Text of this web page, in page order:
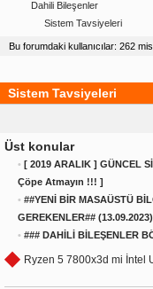
Dahili Bileşenler
Sistem Tavsiyeleri
Bu forumdaki kullanıcılar: 262
Sistem Tavsiyeleri
Üst konular
• [ 2019 ARALIK ] GÜNCEL
Çöpe Atmayın !!! ]
• ##YENİ BİR MASAÜSTÜ
GEREKENLER## (13.09.2023)
• ### DAHİLİ BİLEŞENLER
Ryzen 5 7800x3d mi İntel